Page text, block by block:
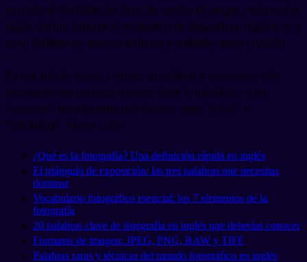
tutoriales de YouTube, los foros, las reseñas de equipo... todo está en
inglés. Así que dominar el vocabulario de fotografía en inglés te va a
servir doblemente: mejoras tu idioma y entiendes mejor tu pasión.
En este artículo vamos a repasar las palabras y expresiones más
importantes que necesitas conocer, desde lo más básico como
"exposure" hasta términos más técnicos como "bokeh" o
"bracketing". Vamos a ello.
¿Qué es la fotografía? Una definición rápida en inglés
El triángulo de exposición: las tres palabras que necesitas
dominar
Vocabulario fotográfico esencial: los 7 elementos de la
fotografía
20 palabras clave de fotografía en inglés que deberías conocer
Formatos de imagen: JPEG, PNG, RAW y TIFF
Palabras raras y técnicas del mundo fotográfico en inglés